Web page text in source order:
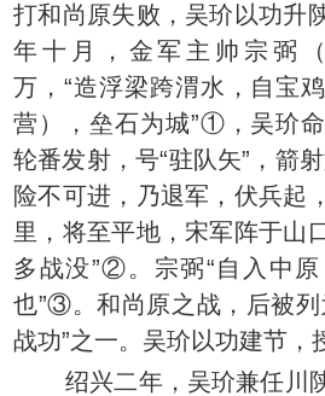
打和尚原失败，吴玠以功升
年十月，金军主帅宗弼
万，“造浮梁跨渭水，自宝
营），垒石为城”①，吴玠
轮番发射，号“驻队矢”，箭
险不可进，乃退军，伏兵起
里，将至平地，宋军阵于山
多战没”②。宗弼“自入中
也”③。和尚原之战，后被列
战功”之一。吴玠以功建节，
绍兴二年，吴玠兼任川